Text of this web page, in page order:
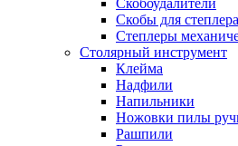
Скобоудалители
Скобы для степлера
Степлеры
Столярный инструмент
Клейма
Надфили
Напильники
Ножовки пилы
Рашпили